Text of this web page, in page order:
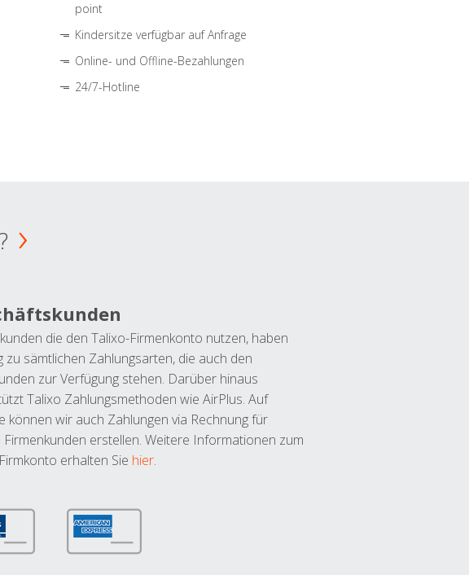
point
Kindersitze verfügbar auf Anfrage
Online- und Offline-Bezahlungen
24/7-Hotline
die den Talixo-Firmenkonto nutzen, haben
zu sämtlichen Zahlungsarten, die auch den
zur Verfügung stehen. Darüber hinaus
Talixo Zahlungsmethoden wie AirPlus. Auf
können wir auch Zahlungen via Rechnung für
Firmenkunden erstellen. Weitere Informationen zum
erhalten Sie hier.